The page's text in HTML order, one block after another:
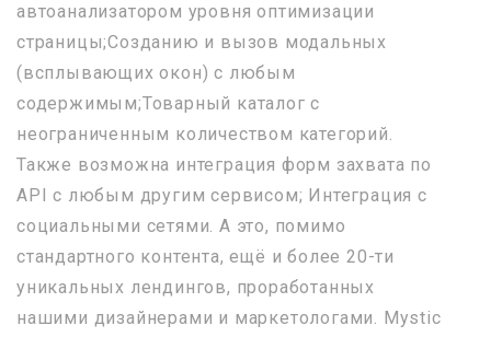
автоанализатором уровня оптимизации
страницы;Созданию и вызов модальных
(всплывающих окон) с любым
содержимым;Товарный каталог с
неограниченным количеством категорий.
Также возможна интеграция форм захвата по
API с любым другим сервисом; Интеграция с
социальными сетями. А это, помимо
стандартного контента, ещё и более 20-ти
уникальных лендингов, проработанных
нашими дизайнерами и маркетологами. Mystic